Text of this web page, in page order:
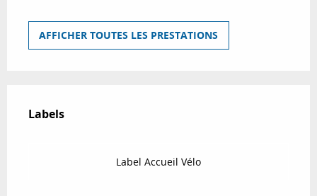
AFFICHER TOUTES LES PRESTATIONS
Labels
Labels
Label Accueil Vélo